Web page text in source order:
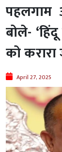
पहलगाम
बोले-
को करारा
April 27, 2025